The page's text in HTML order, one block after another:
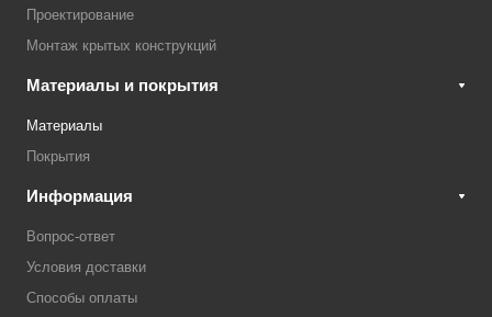
Проектирование
Монтаж крытых конструкций
Материалы и покрытия
Материалы
Покрытия
Информация
Вопрос-ответ
Условия доставки
Способы оплаты